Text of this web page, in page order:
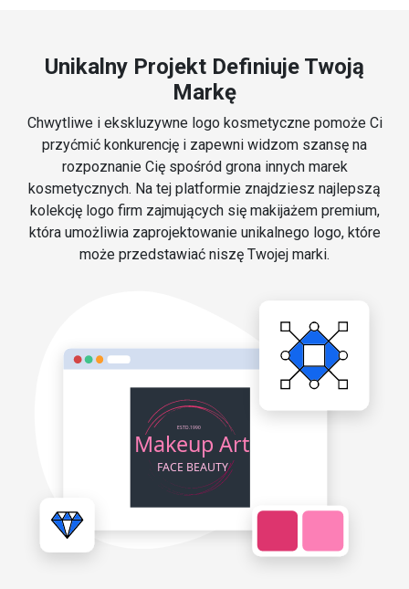
Unikalny Projekt Definiuje Twoją
Markę
Chwytliwe i ekskluzywne logo kosmetyczne pomoże Ci
przyćmić konkurencję i zapewni widzom szansę na
rozpoznanie Cię spośród grona innych marek
kosmetycznych. Na tej platformie znajdziesz najlepszą
kolekcję logo firm zajmujących się makijażem premium,
która umożliwia zaprojektowanie unikalnego logo, które
może przedstawiać niszę Twojej marki.